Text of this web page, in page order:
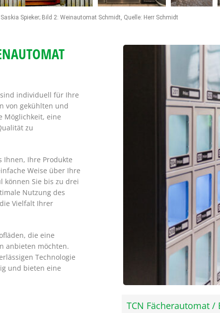
Spieker; Bild 2: Weinautomat Schmidt, Quelle: Herr Schmidt
individuell für Ihre
von gekühlten und
Möglichkeit, eine
zu
Ihnen, Ihre Produkte
Weise über Ihre
können Sie bis zu drei
Nutzung des
Vielfalt Ihrer
die eine
anbieten möchten.
Technologie
und bieten eine
TCN Fächerautomat